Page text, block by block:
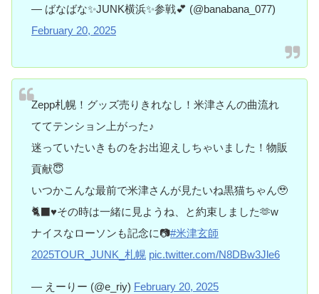
— ばなばな✨JUNK横浜✨参戦💕 (@banabana_077)
February 20, 2025
Zepp札幌！グッズ売りきれなし！米津さんの曲流れ
ててテンション上がった♪
迷っていたいきものをお出迎えしちゃいました！物販
貢献😇
いつかこんな最前で米津さんが見たいね黒猫ちゃん🥹
🐈‍⬛♥️その時は一緒に見ようね、と約束しました🫶w
ナイスなローソンも記念に📷#米津玄師
2025TOUR_JUNK_札幌 pic.twitter.com/N8DBw3Jle6
— えーりー (@e_riy) February 20, 2025